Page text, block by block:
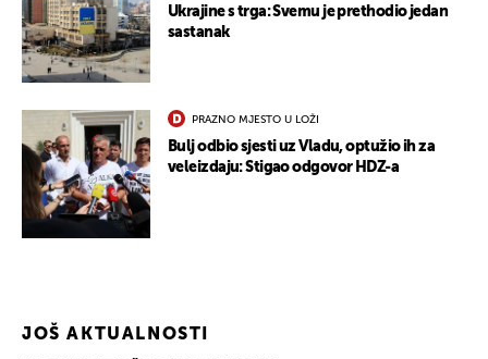
Ukrajine s trga: Svemu je prethodio jedan
sastanak
PRAZNO MJESTO U LOŽI
Bulj odbio sjesti uz Vladu, optužio ih za
veleizdaju: Stigao odgovor HDZ-a
JOŠ AKTUALNOSTI